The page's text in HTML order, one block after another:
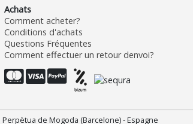
Achats
Comment acheter?
Conditions d'achats
Questions Fréquentes
Comment effectuer un retour denvoi?
Perpètua de Mogoda (Barcelone) - Espagne